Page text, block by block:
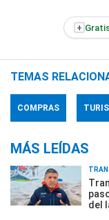
+
TEMAS
COMPRAS
MÁS LEÍDAS
del